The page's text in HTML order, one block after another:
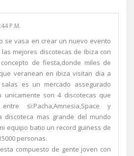
P.M.
se vasa en crear un nuevo evento
mejores discotecas de Ibiza con
de fiesta,donde miles de
veranean en ibiza visitan dia a
es un mercado assegurado
unicamente son 4 discotecas que
si:Pacha,Amnesia,Space y
discoteca mas grande del mundo
equipo batio un record guiness de
personas.
compuesto de gente joven con